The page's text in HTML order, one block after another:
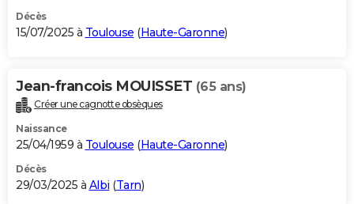
S'inscrire
Se connecter
Lycées
Collèges
Primaires
Universités
Entreprises
Service militaire
Avis de recherche
AVIS DE DÉCÈS
Bricolage
Lifestyle
Culture
Sport
Auto
Television
Voyage
Cinema
Décès
15/07/2025 à Toulouse (Haute-Garonne)
Jean-francois MOUISSET (65 ans)
Créer une cagnotte obsèques
Naissance
25/04/1959 à Toulouse (Haute-Garonne)
Décès
29/03/2025 à Albi (Tarn)